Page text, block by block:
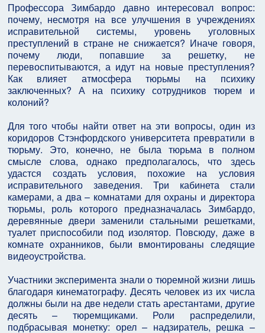
Профессора Зимбардо давно интересовал вопрос:
почему, несмотря на все улучшения в учреждениях
исправительной системы, уровень уголовных
преступлений в стране не снижается? Иначе говоря,
почему люди, попавшие за решетку, не
перевоспитываются, а идут на новые преступления?
Как влияет атмосфера тюрьмы на психику
заключенных? А на психику сотрудников тюрем и
колоний?
Для того чтобы найти ответ на эти вопросы, один из
коридоров Стэнфордского университета превратили в
тюрьму. Это, конечно, не была тюрьма в полном
смысле слова, однако предполагалось, что здесь
удастся создать условия, похожие на условия
исправительного заведения. Три кабинета стали
камерами, а два – комнатами для охраны и директора
тюрьмы, роль которого предназначалась Зимбардо,
деревянные двери заменили стальными решетками,
туалет приспособили под изолятор. Повсюду, даже в
комнате охранников, были вмонтированы следящие
видеоустройства.
Участники эксперимента знали о тюремной жизни лишь
благодаря кинематографу. Десять человек из их числа
должны были на две недели стать арестантами, другие
десять – тюремщиками. Роли распределили,
подбрасывая монетку: орел – надзиратель, решка –